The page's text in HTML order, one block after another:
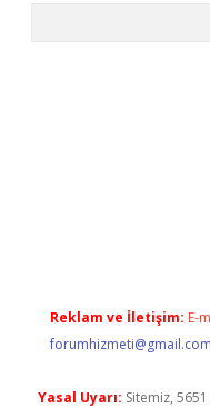
Reklam ve İletişim: E-
forumhizmeti@gmail.com
Yasal Uyarı: Sitemiz,